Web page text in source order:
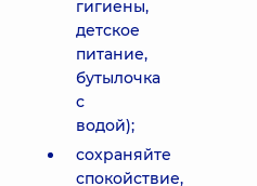
гигиены,
детское
питание,
бутылочка
с
водой);
сохраняйте
спокойствие,